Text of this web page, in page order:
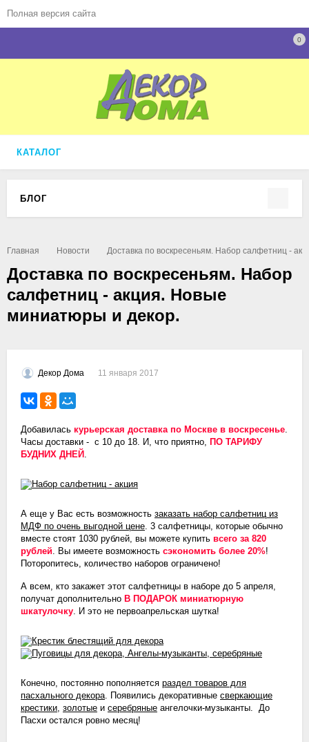
Полная версия сайта
0
КАТАЛОГ
Главная Новости Доставка по воскресеньям. Набор салфетниц -
Доставка по воскресеньям. Набор
салфетниц - акция. Новые
миниатюры и декор.
Декор Дома 11 января 2017
Добавилась курьерская доставка по Москве в воскресенье.
Часы доставки - с 10 до 18. И, что приятно, ПО ТАРИФУ
БУДНИХ ДНЕЙ .
А еще у Вас есть возможность заказать набор салфетниц из
МДФ по очень выгодной цене. 3 салфетницы, которые обычно
вместе стоят 1030 рублей, вы можете купить всего за 820
рублей. Вы имеете возможность сэкономить более 20%!
Поторопитесь, количество наборов ограничено!
А всем, кто закажет этот салфетницы в наборе до 5 апреля,
получат дополнительно В ПОДАРОК миниатюрную
шкатулочку. И это не первоапрельская шутка!
Конечно, постоянно пополняется раздел товаров для
пасхального декора. Появились декоративные сверкающие
крестики, золотые и серебряные ангелочки-музыканты. До
Пасхи остался ровно месяц!
БЛОГ